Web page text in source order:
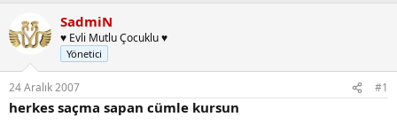
b
u
u
b
a
l
a
n
g
ç
SadmiN
♥ Evli Mutlu Çocuklu ♥
Yönetici
24 Aralık 2007 #1
herkes saçma sapan cümle kursun